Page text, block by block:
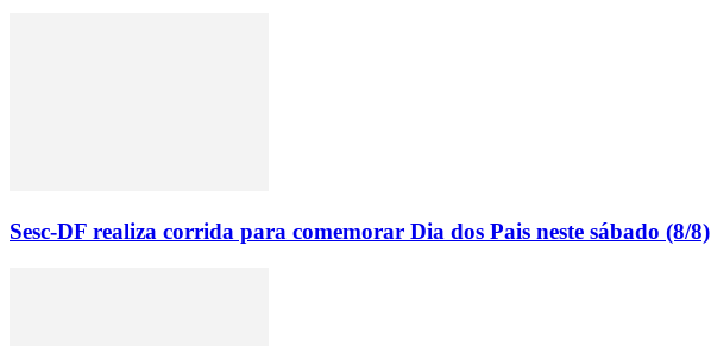
Sesc-DF realiza corrida para comemorar Dia dos Pais neste sábado (8/8)